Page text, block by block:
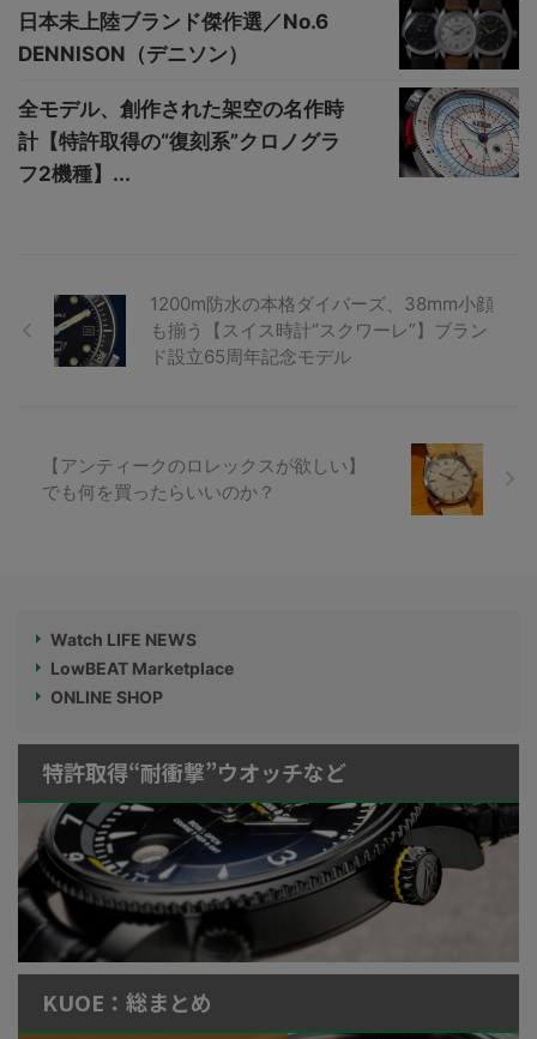
日本未上陸ブランド傑作選／No.6
DENNISON（デニソン）
全モデル、創作された架空の名作時
計【特許取得の“復刻系”クロノグラ
フ2機種】...
1200m防水の本格ダイバーズ、38mm小顔
も揃う【スイス時計“スクワーレ”】ブラン
ド設立65周年記念モデル
【アンティークのロレックスが欲しい】
でも何を買ったらいいのか？
Watch LIFE NEWS
LowBEAT Marketplace
ONLINE SHOP
特許取得“耐衝撃”ウオッチなど
KUOE：総まとめ